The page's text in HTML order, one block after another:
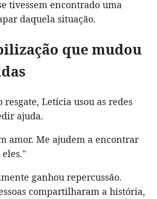
tivessem encontrado uma
daquela situação.
que mudou
resgate, Letícia usou as redes
ajuda.
amor. Me ajudem a encontrar
ganhou repercussão.
compartilharam a história,